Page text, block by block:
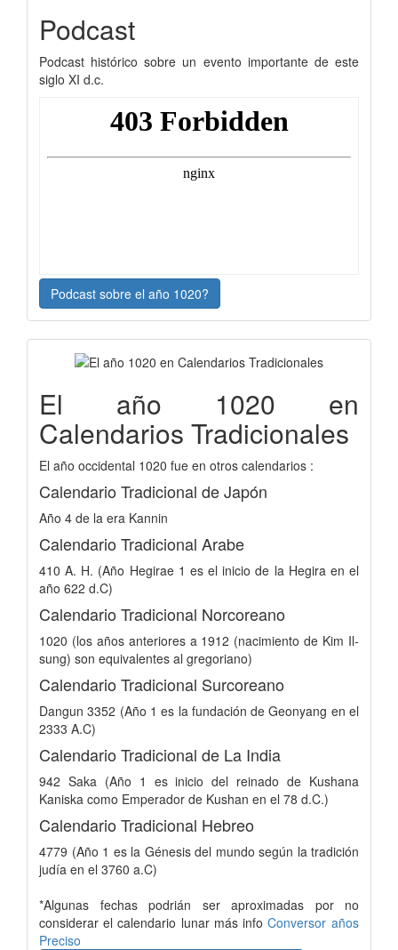
Podcast
Podcast histórico sobre un evento importante de este
siglo XI d.c.
Podcast sobre el año 1020?
El año 1020 en
Calendarios Tradicionales
El año occidental 1020 fue en otros calendarios :
Calendario Tradicional de Japón
Año 4 de la era Kannin
Calendario Tradicional Arabe
410 A. H. (Año Hegirae 1 es el inicio de la Hegira en el
año 622 d.C)
Calendario Tradicional Norcoreano
1020 (los años anteriores a 1912 (nacimiento de Kim Il-
sung) son equivalentes al gregoriano)
Calendario Tradicional Surcoreano
Dangun 3352 (Año 1 es la fundación de Geonyang en el
2333 A.C)
Calendario Tradicional de La India
942 Saka (Año 1 es inicio del reinado de Kushana
Kaniska como Emperador de Kushan en el 78 d.C.)
Calendario Tradicional Hebreo
4779 (Año 1 es la Génesis del mundo según la tradición
judía en el 3760 a.C)
*Algunas fechas podrián ser aproximadas por no
considerar el calendario lunar más info Conversor años
Preciso